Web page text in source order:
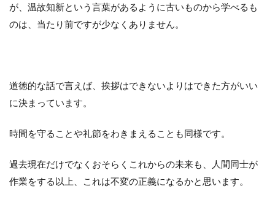
が、温故知新という言葉があるように古いものから学べるも
のは、当たり前ですが少なくありません。
道徳的な話で言えば、挨拶はできないよりはできた方がいい
に決まっています。
時間を守ることや礼節をわきまえることも同様です。
過去現在だけでなくおそらくこれからの未来も、人間同士が
作業をする以上、これは不変の正義になるかと思います。